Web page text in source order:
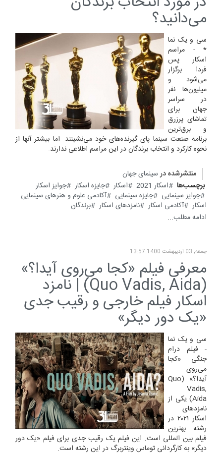
می‌دانید؟
سی و یک نما
* - مراسم
اسکار پس
فردا برگزار
می‌شود و
میلیون‌ها نفر
در سراسر
جهان برای
تماشای پرزرق
و برق‌ترین
برنامه صنعت سینما پای گیرنده‌های خود می‌نشینند. اما بیشتر آنها از
نحوه کارکرد و انتخاب برندگان در این مراسم اطلاعی ندارند.
منتشرشده در سینمای جهان
برچسب‌ها
اسکار 2021 اسکار جایزه اسکار
جوایز اسکار
جوایز سینمایی
جایزه سینمایی
آکادمی علوم و هنر‌های سینمایی
اسکار
آکادمی اسکار نامزدهای اسکار
برندگان
ادامه مطلب...
جمعه, 03 ارديبهشت 1400 13:57
معرفی فیلم «کجا می‌روی آیدا؟»
(Quo Vadis, Aida) | نامزد
اسکار فیلم خارجی و رقیب جدی
«یک دور دیگر»
سی و یک نما
- فیلم درام
جنگی «کجا
می‌روی
آیدا؟» (Quo
Vadis,
Aida) یکی از
نامزدهای
اسکار ۲۰۲۱ در
رشته بهترین
فیلم بین المللی است. این فیلم یک رقیب جدی برای فیلم «یک دور
دیگر» به کارگردانی توماس وینتربرگ در این رشته است.